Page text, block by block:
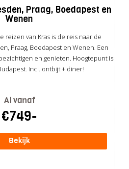
Praag, Boedapest en
Wenen
reizen van Kras is de reis naar de
Praag, Boedapest en Wenen. Een
en genieten. Hoogtepunt is
Incl. ontbijt + diner!
Al vanaf
€749-
Bekijk